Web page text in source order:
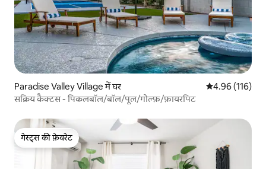
Paradise Valley Village में घर औसत रेटिंग 5 में से
4.96 (116)
सक्रिय कैक्टस - पिकलबॉल/बॉल/पूल/गोल्फ़/फ़ायरपिट
गेस्ट्स की फ़ेवरेट
गेस्ट्स की फ़ेवरेट